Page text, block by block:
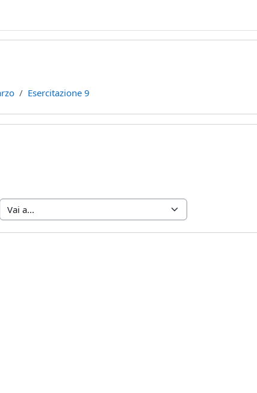
Esercitazione 9
Vai a...